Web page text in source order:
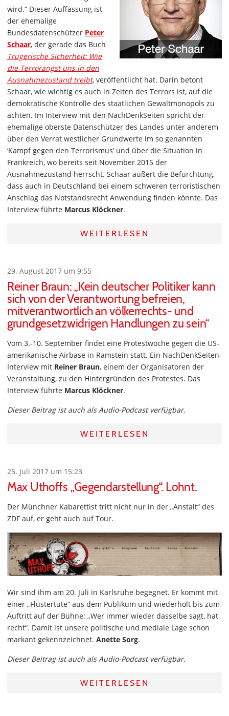
wird.“ Dieser Auffassung ist
der ehemalige
Bundesdatenschützer Peter
Schaar, der gerade das Buch
Trügerische Sicherheit: Wie
die Terrorangst uns in den
Ausnahmezustand treibt, veröffentlicht hat. Darin betont
Schaar, wie wichtig es auch in Zeiten des Terrors ist, auf die
demokratische Kontrolle des staatlichen Gewaltmonopols zu
achten. Im Interview mit den NachDenkSeiten spricht der
ehemalige oberste Datenschützer des Landes unter anderem
über den Verrat westlicher Grundwerte im so genannten
‘Kampf gegen den Terrorismus’ und über die Situation in
Frankreich, wo bereits seit November 2015 der
Ausnahmezustand herrscht. Schaar äußert die Befürchtung,
dass auch in Deutschland bei einem schweren terroristischen
Anschlag das Notstandsrecht Anwendung finden könnte. Das
Interview führte Marcus Klöckner.
WEITERLESEN
29. August 2017 um 9:55
Reiner Braun: „Kein deutscher Politiker kann
sich von der Verantwortung befreien,
mitverantwortlich an völkerrechts- und
grundgesetzwidrigen Handlungen zu sein“
Vom 3.-10. September findet eine Protestwoche gegen die US-
amerikanische Airbase in Ramstein statt. Ein NachDenkSeiten-
Interview mit Reiner Braun, einem der Organisatoren der
Veranstaltung, zu den Hintergründen des Protestes. Das
Interview führte Marcus Klöckner.
Dieser Beitrag ist auch als Audio-Podcast verfügbar.
WEITERLESEN
25. Juli 2017 um 15:23
Max Uthoffs „Gegendarstellung“. Lohnt.
Der Münchner Kabarettist tritt nicht nur in der „Anstalt“ des
ZDF auf, er geht auch auf Tour.
Wir sind ihm am 20. Juli in Karlsruhe begegnet. Er kommt mit
einer „Flüstertüte“ aus dem Publikum und wiederholt bis zum
Auftritt auf der Bühne: „Wer immer wieder dasselbe sagt, hat
recht“. Damit ist unsere politische und mediale Lage schon
markant gekennzeichnet. Anette Sorg.
Dieser Beitrag ist auch als Audio-Podcast verfügbar.
WEITERLESEN